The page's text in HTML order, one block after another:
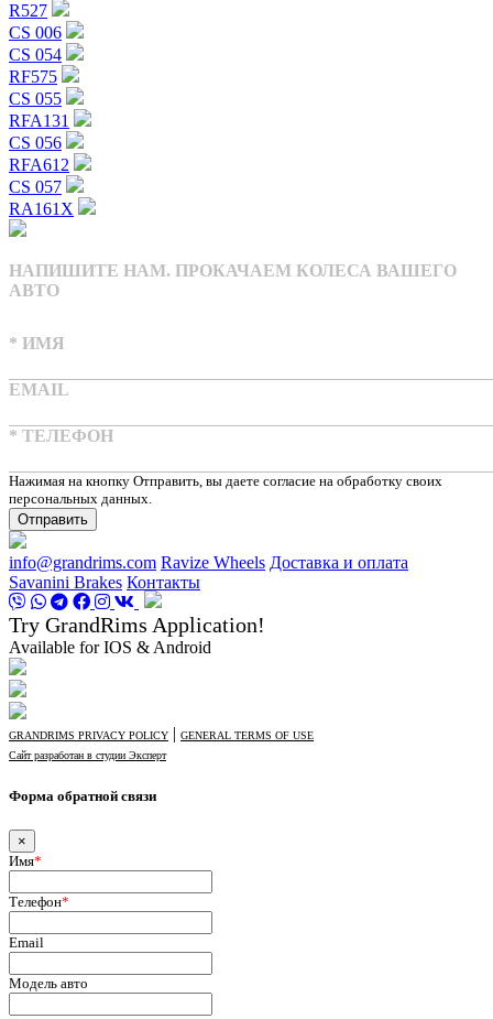
R527
CS 006
CS 054
RF575
CS 055
RFA131
CS 056
RFA612
CS 057
RA161X
НАПИШИТЕ НАМ. ПРОКАЧАЕМ КОЛЕСА ВАШЕГО
АВТО
* ИМЯ
EMAIL
* ТЕЛЕФОН
Нажимая на кнопку Отправить, вы даете согласие на обработку своих
персональных данных.
Отправить
info@grandrims.com Ravize Wheels Доставка и оплата
Savanini Brakes Контакты
Try GrandRims Application!
Available for IOS & Android
GRANDRIMS PRIVACY POLICY | GENERAL TERMS OF USE
Сайт разработан в студии Эксперт
Форма обратной связи
×
Имя*
Телефон*
Email
Модель авто